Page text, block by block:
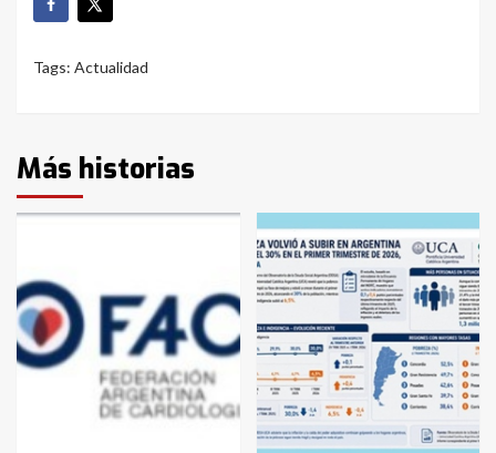
Tags: Actualidad
Más historias